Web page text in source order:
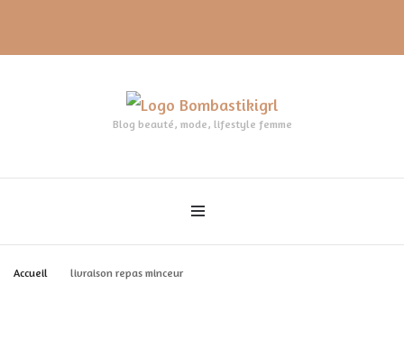
Blog beauté, mode, lifestyle femme
Accueil livraison repas minceur